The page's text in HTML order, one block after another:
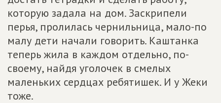
которую задала на дом. Заскрипели
перья, пролилась чернильница, мало-по
малу дети начали говорить. Каштанка
теперь жила в каждом отдельно, по-
своему, найдя уголочек в смелых
маленьких сердцах ребятишек. И у Жеки
тоже.